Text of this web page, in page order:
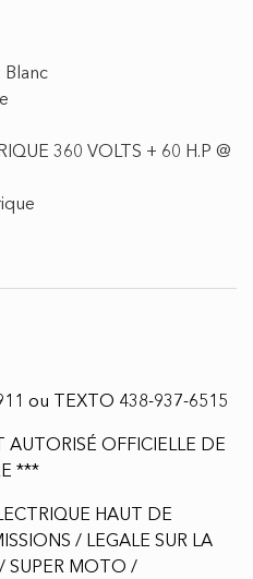
Blanc
360 VOLTS + 60 H.P @
ou TEXTO 438-937-6515
OFFICIELLE DE
***
HAUT DE
/ LEGALE SUR LA
SUPER MOTO /